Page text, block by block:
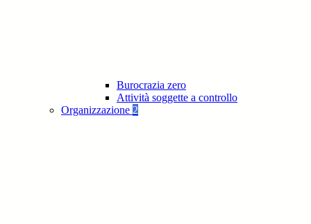
Burocrazia zero
Attività soggette a controllo
Organizzazione 2